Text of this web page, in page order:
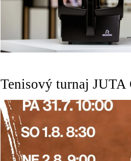
Tenisový turnaj JUTA